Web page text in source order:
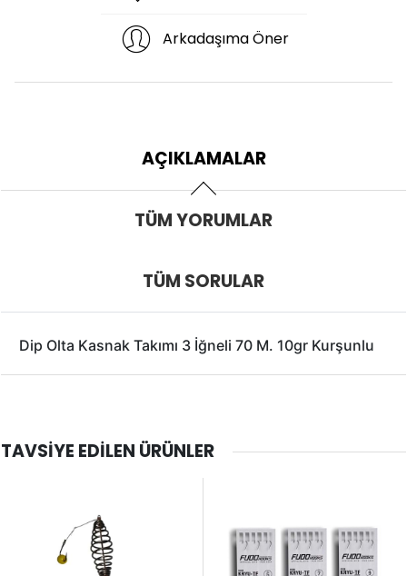
Arkadaşıma Öner
AÇIKLAMALAR
TÜM YORUMLAR
TÜM SORULAR
Dip Olta Kasnak Takımı 3 İğneli 70 M. 10gr Kurşunlu
TAVSIYE EDILEN ÜRÜNLER